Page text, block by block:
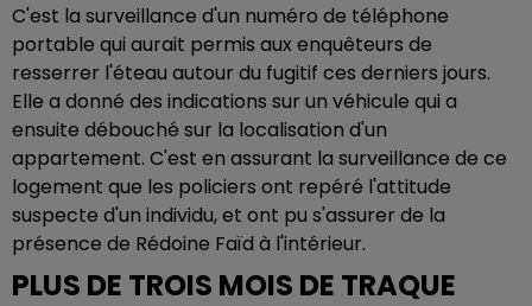
C'est la surveillance d'un numéro de téléphone
portable qui aurait permis aux enquêteurs de
resserrer l'éteau autour du fugitif ces derniers jours.
Elle a donné des indications sur un véhicule qui a
ensuite débouché sur la localisation d'un
appartement. C'est en assurant la surveillance de ce
logement que les policiers ont repéré l'attitude
suspecte d'un individu, et ont pu s'assurer de la
présence de Rédoine Faïd à l'intérieur.
PLUS DE TROIS MOIS DE TRAQUE